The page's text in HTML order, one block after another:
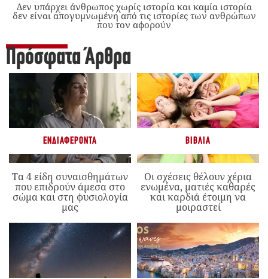
Δεν υπάρχει άνθρωπος χωρίς ιστορία και καμία ιστορία
δεν είναι απογυμνωμένη από τις ιστορίες των ανθρώπων
που τον αφορούν
Πρόσφατα Άρθρα
ΕΝΔΙΑΦΈΡΟΝΤΑ
Τα 4 είδη συναισθημάτων
που επιδρούν άμεσα στο
σώμα και στη φυσιολογία
μας
ΒΙΒΛΊΑ
Οι σχέσεις θέλουν χέρια
ενωμένα, ματιές καθαρές
και καρδιά έτοιμη να
μοιραστεί